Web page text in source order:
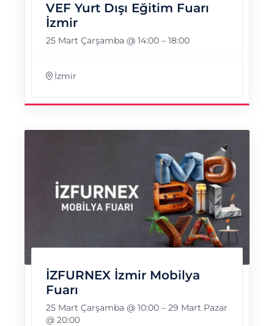
VEF Yurt Dışı Eğitim Fuarı
İzmir
25 Mart Çarşamba @ 14:00– 18:00
İzmir
İZFURNEX İzmir Mobilya
Fuarı
25 Mart Çarşamba @ 10:00– 29 Mart Pazar
@ 20:00